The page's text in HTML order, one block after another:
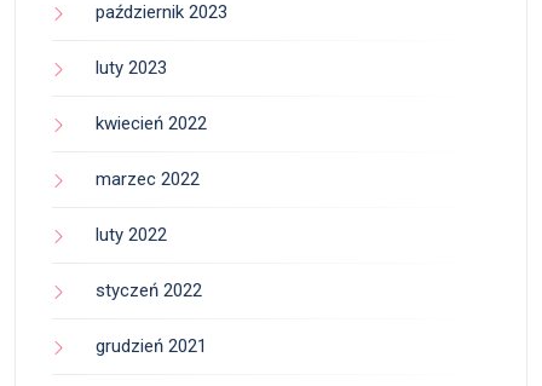
październik 2023
luty 2023
kwiecień 2022
marzec 2022
luty 2022
styczeń 2022
grudzień 2021